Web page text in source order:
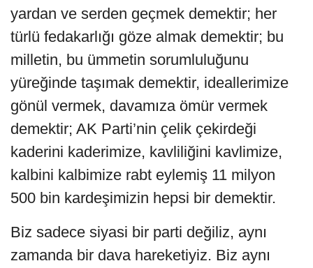
yardan ve serden geçmek demektir; her
türlü fedakarlığı göze almak demektir; bu
milletin, bu ümmetin sorumluluğunu
yüreğinde taşımak demektir, ideallerimize
gönül vermek, davamıza ömür vermek
demektir; AK Parti’nin çelik çekirdeği
kaderini kaderimize, kavliliğini kavlimize,
kalbini kalbimize rabt eylemiş 11 milyon
500 bin kardeşimizin hepsi bir demektir.
Biz sadece siyasi bir parti değiliz, aynı
zamanda bir dava hareketiyiz. Biz aynı